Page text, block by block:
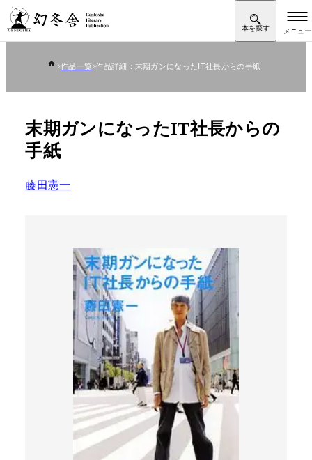
作品一覧 作品詳細：末期ガンになったIT社長からの手紙
末期ガンになったIT社長からの
手紙
藤田憲一